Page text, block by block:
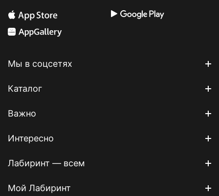
Мы в соцсетях
Каталог
Важно
Интересно
Лабиринт — всем
Мой Лабиринт